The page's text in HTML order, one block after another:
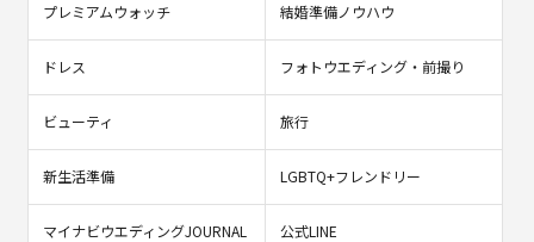
プレミアムウォッチ 結婚準備ノウハウ
ドレス フォトウエディング・前撮り
ビューティ 旅行
新生活準備 LGBTQ+フレンドリー
マイナビウエディングJOURNAL 公式LINE